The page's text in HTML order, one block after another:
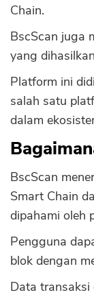
Chain.
BscScan juga
yang
Platform ini
salah satu
dalam
BscScan
Smart Chain
dipahami oleh
Pengguna
blok dengan
Data transaksi